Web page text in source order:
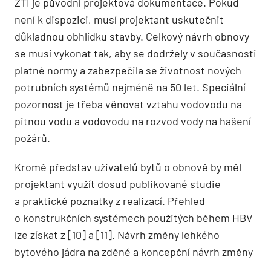
není k dispozici, musí projektant uskutečnit
důkladnou obhlídku stavby. Celkový návrh obnovy
se musí vykonat tak, aby se dodržely v současnosti
platné normy a zabezpečila se životnost nových
potrubních systémů nejméně na 50 let. Speciální
pozornost je třeba věnovat vztahu vodovodu na
pitnou vodu a vodovodu na rozvod vody na hašení
požárů.
Kromě představ uživatelů bytů o obnově by měl
projektant využít dosud publikované studie
a praktické poznatky z realizací. Přehled
o konstrukčních systémech použitých během HBV
lze získat z [10] a [11]. Návrh změny lehkého
bytového jádra na zděné a koncepční návrh změny